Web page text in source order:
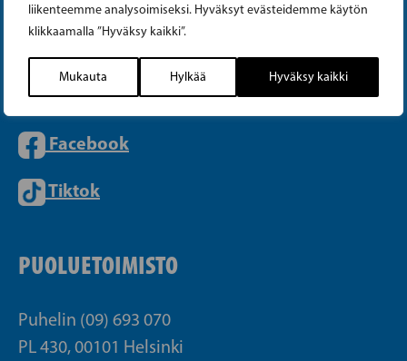
liikenteemme analysoimiseksi. Hyväksyt evästeidemme käytön
klikkaamalla ”Hyväksy kaikki”.
Mukauta Hylkää Hyväksy kaikki
Instagram
Facebook
Tiktok
PUOLUETOIMISTO
Puhelin (09) 693 070
PL 430, 00101 Helsinki